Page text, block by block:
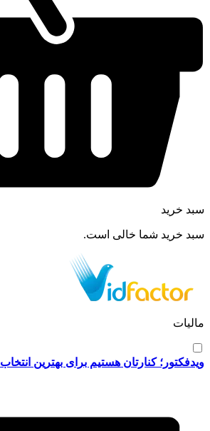
سبد خرید
سبد خرید شما خالی است.
مالیات
ویدفکتور؛ کنارتان هستیم برای بهترین انتخاب